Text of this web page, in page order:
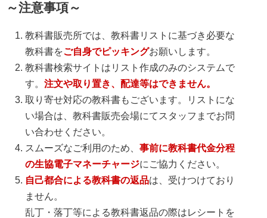
～注意事項～
教科書販売所では、教科書リストに基づき必要な
教科書をご自身でピッキングお願いします。
教科書検索サイトはリスト作成のみのシステムで
す。 注文や取り置き、配達等はできません。
取り寄せ対応の教科書もございます。リストにな
い場合は、教科書販売会場にてスタッフまでお問
い合わせください。
スムーズなご利用のため、 事前に教科書代金分程
の生協電子マネーチャージにご協力ください。
自己都合による教科書の返品は、受けつけており
ません。
乱丁・落丁等による教科書返品の際はレシートを